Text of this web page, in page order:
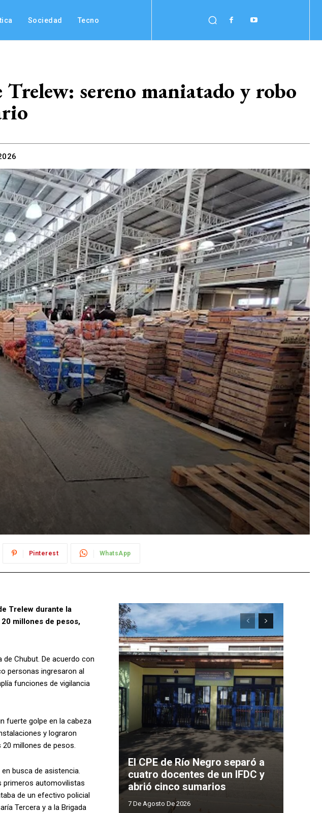
Sociedad Tecno
sereno maniatado y robo
Pinterest WhatsApp
Trelew durante la
millones de pesos,
Chubut. De acuerdo con
personas ingresaron al
funciones de vigilancia
fuerte golpe en la cabeza
y lograron
millones de pesos.
busca de asistencia.
primeros automovilistas
de un efectivo policial
Tercera y a la Brigada
El CPE de Río Negro separó a
cuatro docentes de un IFDC y
abrió cinco sumarios
7 De Agosto De 2026